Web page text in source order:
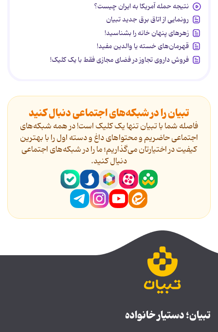
نتیجه حمله آمریکا به ایران چیست؟
رونمایی از اتاق برق جدید تبیان
زهرهای پنهان خانه را بشناسید!
قهرمان‌های خسته یا والدین مفید!
فروش داروی تجاوز در فضای مجازی فقط با یک کلیک!
تبیان را در شبکه‌های اجتماعی دنبال کنید
فاصله شما با تبیان تنها یک کلیک است! در همه شبکه‌های
اجتماعی حاضریم و محتواهای داغ و دسته اول را با بهترین
کیفیت در اختیارتان می‌گذاریم؛ ما را در شبکه‌های اجتماعی
دنیال کنید.
تبیان؛ دستیار خانواده